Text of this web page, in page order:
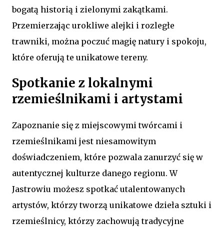
bogatą historią i zielonymi zakątkami.
Przemierzając urokliwe alejki i rozległe
trawniki, można poczuć magię natury i spokoju,
które oferują te unikatowe tereny.
Spotkanie z lokalnymi
rzemieślnikami i artystami
Zapoznanie się z miejscowymi twórcami i
rzemieślnikami jest niesamowitym
doświadczeniem, które pozwala zanurzyć się w
autentycznej kulturze danego regionu. W
Jastrowiu możesz spotkać utalentowanych
artystów, którzy tworzą unikatowe dzieła sztuki i
rzemieślnicy, którzy zachowują tradycyjne